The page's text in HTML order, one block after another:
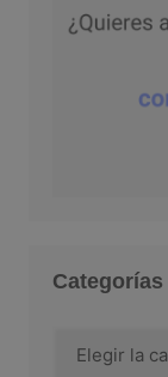
Categorías